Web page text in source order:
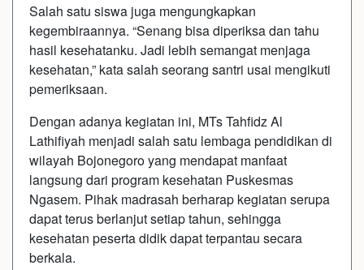
Salah satu siswa juga mengungkapkan
kegembiraannya. “Senang bisa diperiksa dan tahu
hasil kesehatanku. Jadi lebih semangat menjaga
kesehatan,” kata salah seorang santri usai mengikuti
pemeriksaan.
Dengan adanya kegiatan ini, MTs Tahfidz Al
Lathifiyah menjadi salah satu lembaga pendidikan di
wilayah Bojonegoro yang mendapat manfaat
langsung dari program kesehatan Puskesmas
Ngasem. Pihak madrasah berharap kegiatan serupa
dapat terus berlanjut setiap tahun, sehingga
kesehatan peserta didik dapat terpantau secara
berkala.